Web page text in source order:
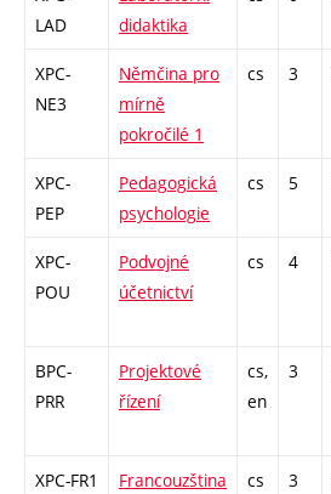
LAD
didaktika
XPC-
NE3
Němčina pro
mírně
pokročilé 1
cs 3
XPC-
PEP
Pedagogická
psychologie
cs 5
XPC-
POU
Podvojné
účetnictví
cs 4
BPC-
PRR
Projektové
řízení
cs,
en
3
XPC-FR1
Francouzština
cs 3